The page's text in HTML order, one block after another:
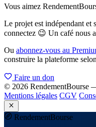
Vous aimez
Le projet est indépendant
connectez 😉 Un café nous
Ou abonnez-vous au
construire la plateforme
Faire un don
© 2026 RendementBourse
Mentions légales CGV
RendementBourse